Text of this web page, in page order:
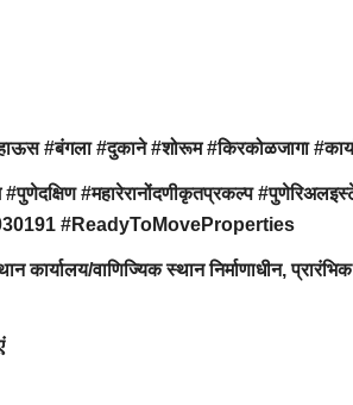
#बंगला #दुकाने #शोरूम #किरकोळजागा
#महारेरानोंदणीकृतप्रकल्प
#ReadyToMoveProperties
वाणिज्यिक स्थान निर्माणाधीन,